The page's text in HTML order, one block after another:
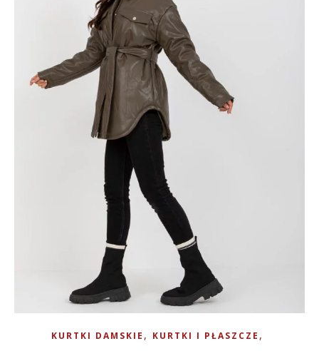
KURTKI DAMSKIE , KURTKI I PŁASZCZE ,